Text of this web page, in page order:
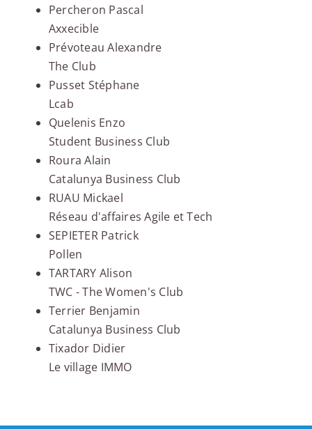
Percheron Pascal
Axxecible
Prévoteau Alexandre
The Club
Pusset Stéphane
Lcab
Quelenis Enzo
Student Business Club
Roura Alain
Catalunya Business Club
RUAU Mickael
Réseau d'affaires Agile et Tech
SEPIETER Patrick
Pollen
TARTARY Alison
TWC - The Women's Club
Terrier Benjamin
Catalunya Business Club
Tixador Didier
Le village IMMO